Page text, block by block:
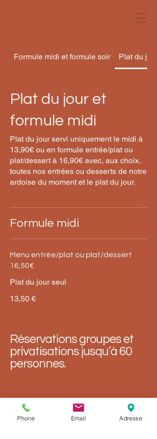
Formule midi et formule soir Plat du
Plat du jour et
formule midi
Plat du jour servi uniquement le midi à
13,90€ ou en formule entrée/plat ou
plat/dessert à 16,90€ avec, aux choix,
toutes nos entrées ou desserts de notre
ardoise du moment et le plat du jour.
Formule midi
Menu entrée/plat ou plat/dessert
16,50€
Plat du jour seul
13,50 €
Réservations groupes et
privatisations jusqu’à 60
personnes.
02 31 50 19 94
guinguetteresto@gmail.com
Phone Email Adresse